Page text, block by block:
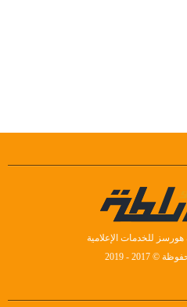
للخدمات الإعلامية
2017 - 2019